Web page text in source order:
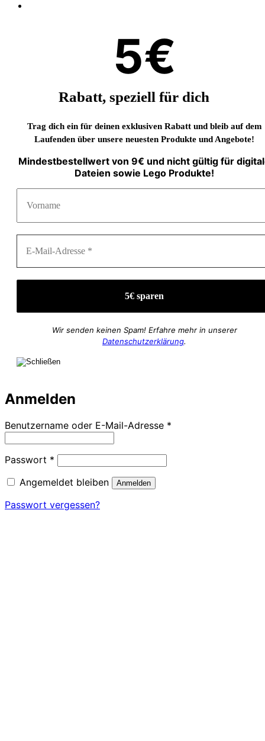
5€
Rabatt, speziell für dich
Trag dich ein für deinen exklusiven Rabatt und bleib auf dem
Laufenden über unsere neuesten Produkte und Angebote!
Mindestbestellwert von 9€ und nicht gültig für
Dateien sowie Lego Produkte!
Wir senden keinen Spam! Erfahre mehr in unserer
Datenschutzerklärung.
Anmelden
Benutzername oder E-Mail-Adresse *
Passwort * Erforderlich
Angemeldet bleiben
Anmelden
Passwort vergessen?